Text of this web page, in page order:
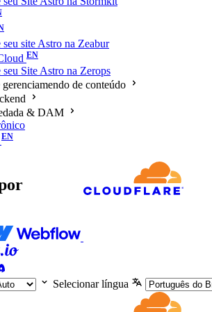
site Astro na Zeabur
Site Astro na Zerops
gerenciamendo de conteúdo
& DAM
Selecionar língua